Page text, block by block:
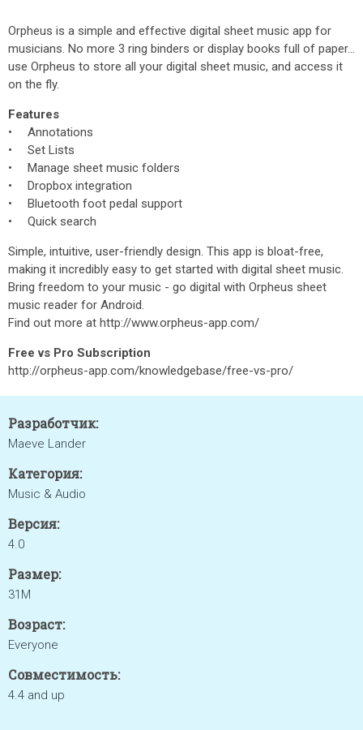
Orpheus is a simple and effective digital sheet music app for
musicians. No more 3 ring binders or display books full of paper...
use Orpheus to store all your digital sheet music, and access it
on the fly.
Features
• Annotations
• Set Lists
• Manage sheet music folders
• Dropbox integration
• Bluetooth foot pedal support
• Quick search
Simple, intuitive, user-friendly design. This app is bloat-free,
making it incredibly easy to get started with digital sheet music.
Bring freedom to your music - go digital with Orpheus sheet
music reader for Android.
Find out more at http://www.orpheus-app.com/
Free vs Pro Subscription
http://orpheus-app.com/knowledgebase/free-vs-pro/
Разработчик:
Maeve Lander
Категория:
Music & Audio
Версия:
4.0
Размер:
31M
Возраст:
Everyone
Совместимость:
4.4 and up